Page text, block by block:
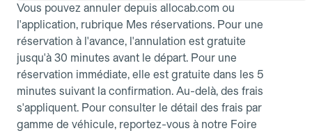
Vous pouvez annuler depuis allocab.com ou
l'application, rubrique Mes réservations. Pour une
réservation à l'avance, l'annulation est gratuite
jusqu'à 30 minutes avant le départ. Pour une
réservation immédiate, elle est gratuite dans les 5
minutes suivant la confirmation. Au-delà, des frais
s'appliquent. Pour consulter le détail des frais par
gamme de véhicule, reportez-vous à notre Foire